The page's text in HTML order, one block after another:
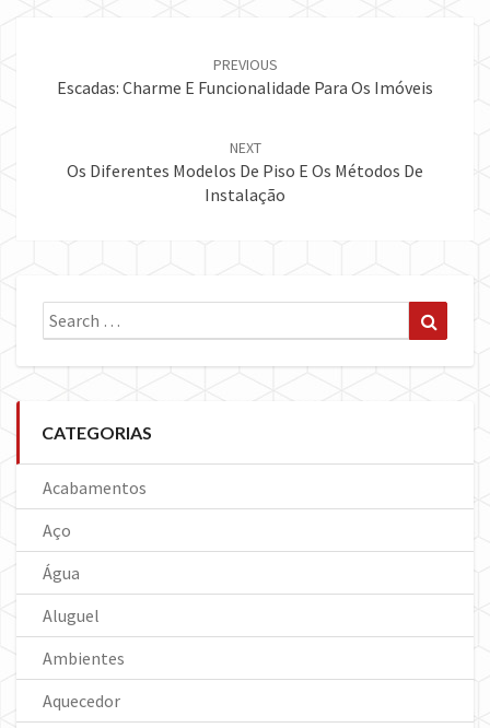
PREVIOUS
Escadas: Charme E Funcionalidade Para Os Imóveis
NEXT
Os Diferentes Modelos De Piso E Os Métodos De
Instalação
Search
for:
CATEGORIAS
Acabamentos
Aço
Água
Aluguel
Ambientes
Aquecedor